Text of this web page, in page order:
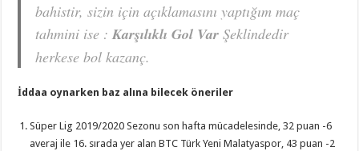
bahistir, sizin için açıklamasını yaptığım maç
tahmini ise :Karşılıklı Gol VarŞeklindedir
herkese bol kazanç.
İddaa oynarken baz alına bilecek öneriler
Süper Lig 2019/2020 Sezonu son hafta mücadelesinde, 32 puan -6
averaj ile 16. sırada yer alan BTC Türk Yeni Malatyaspor, 43 puan -2